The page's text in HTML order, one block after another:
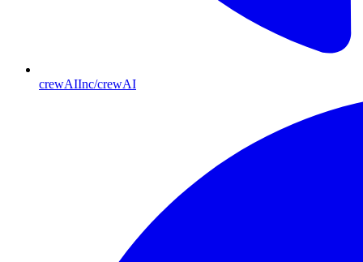
crewAIInc/crewAI